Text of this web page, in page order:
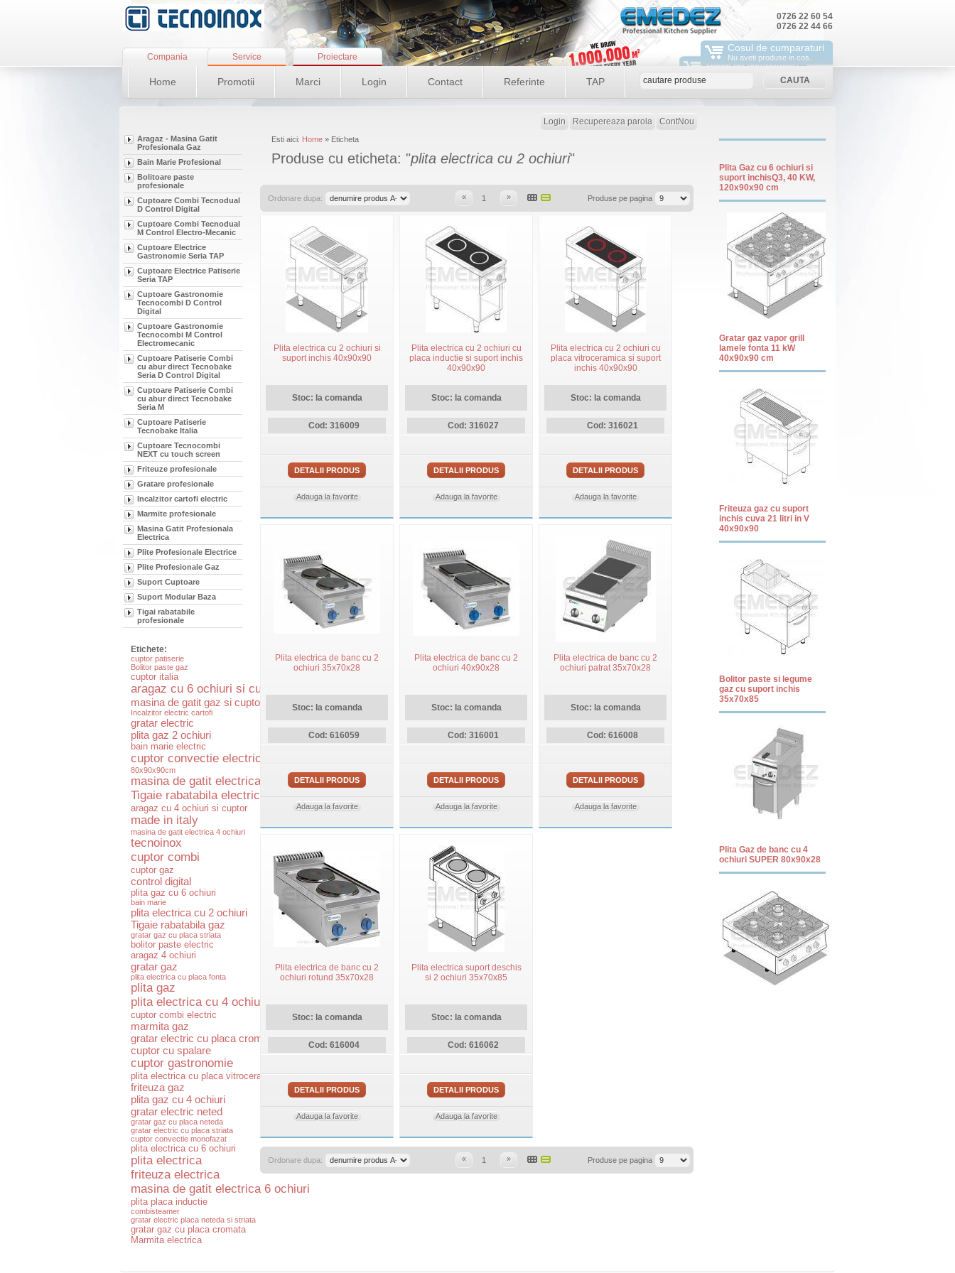
0726 22 60 54
0726 22 44 66
Cosul de cumparaturi
Nu aveti produse in cos.
Compania Service Proiectare
Home Promotii Marci Login Contact Referinte TAP
Aragaz - Masina Gatit
Profesionala Gaz
Bain Marie Profesional
Bolitoare paste
profesionale
Cuptoare Combi Tecnodual
D Control Digital
Cuptoare Combi Tecnodual
M Control Electro-Mecanic
Cuptoare Electrice
Gastronomie Seria TAP
Cuptoare Electrice Patiserie
Seria TAP
Cuptoare Gastronomie
Tecnocombi D Control
Digital
Cuptoare Gastronomie
Tecnocombi M Control
Electromecanic
Cuptoare Patiserie Combi
cu abur direct Tecnobake
Seria D Control Digital
Cuptoare Patiserie Combi
cu abur direct Tecnobake
Seria M
Cuptoare Patiserie
Tecnobake Italia
Cuptoare Tecnocombi
NEXT cu touch screen
Friteuze profesionale
Gratare profesionale
Incalzitor cartofi electric
Marmite profesionale
Masina Gatit Profesionala
Electrica
Plite Profesionale Electrice
Plite Profesionale Gaz
Suport Cuptoare
Suport Modular Baza
Tigai rabatabile
profesionale
Etichete:
cuptor patiserie
Bolitor paste gaz
cuptor italia
aragaz cu 6 ochiuri si cuptor
masina de gatit gaz si cuptor electric
Incalzitor electric cartofi
gratar electric
plita gaz 2 ochiuri
bain marie electric
cuptor convectie electric
80x90x90cm
masina de gatit electrica si cuptor
Tigaie rabatabila electrica
aragaz cu 4 ochiuri si cuptor
made in italy
masina de gatit electrica 4 ochiuri
tecnoinox
cuptor combi
cuptor gaz
control digital
plita gaz cu 6 ochiuri
bain marie
plita electrica cu 2 ochiuri
Tigaie rabatabila gaz
gratar gaz cu placa striata
bolitor paste electric
aragaz 4 ochiuri
gratar gaz
plita electrica cu placa fonta
plita gaz
plita electrica cu 4 ochiuri
cuptor combi electric
marmita gaz
gratar electric cu placa cromata
cuptor cu spalare
cuptor gastronomie
plita electrica cu placa vitroceramica
friteuza gaz
plita gaz cu 4 ochiuri
gratar electric neted
gratar gaz cu placa neteda
gratar electric cu placa striata
cuptor convectie monofazat
plita electrica cu 6 ochiuri
plita electrica
friteuza electrica
masina de gatit electrica 6 ochiuri
plita placa inductie
combisteamer
gratar electric placa neteda si striata
gratar gaz cu placa cromata
Marmita electrica
Login Recupereaza parola ContNou
Esti aici: Home » Eticheta
Produse cu eticheta: "plita electrica cu 2 ochiuri"
Ordonare dupa: « 1 » Produse pe pagina
Plita electrica cu 2 ochiuri si
suport inchis 40x90x90
Stoc: la comanda
Cod: 316009
DETALII PRODUS
Adauga la favorite
Plita electrica cu 2 ochiuri cu
placa inductie si suport inchis
40x90x90
Stoc: la comanda
Cod: 316027
DETALII PRODUS
Adauga la favorite
Plita electrica cu 2 ochiuri cu
placa vitroceramica si suport
inchis 40x90x90
Stoc: la comanda
Cod: 316021
DETALII PRODUS
Adauga la favorite
Plita electrica de banc cu 2
ochiuri 35x70x28
Stoc: la comanda
Cod: 616059
DETALII PRODUS
Adauga la favorite
Plita electrica de banc cu 2
ochiuri 40x90x28
Stoc: la comanda
Cod: 316001
DETALII PRODUS
Adauga la favorite
Plita electrica de banc cu 2
ochiuri patrat 35x70x28
Stoc: la comanda
Cod: 616008
DETALII PRODUS
Adauga la favorite
Plita electrica de banc cu 2
ochiuri rotund 35x70x28
Stoc: la comanda
Cod: 616004
DETALII PRODUS
Adauga la favorite
Plita electrica suport deschis
si 2 ochiuri 35x70x85
Stoc: la comanda
Cod: 616062
DETALII PRODUS
Adauga la favorite
Ordonare dupa: « 1 » Produse pe pagina
Plita Gaz cu 6 ochiuri si
suport inchisQ3, 40 KW,
120x90x90 cm
Gratar gaz vapor grill
lamele fonta 11 kW
40x90x90 cm
Friteuza gaz cu suport
inchis cuva 21 litri in V
40x90x90
Bolitor paste si legume
gaz cu suport inchis
35x70x85
Plita Gaz de banc cu 4
ochiuri SUPER 80x90x28